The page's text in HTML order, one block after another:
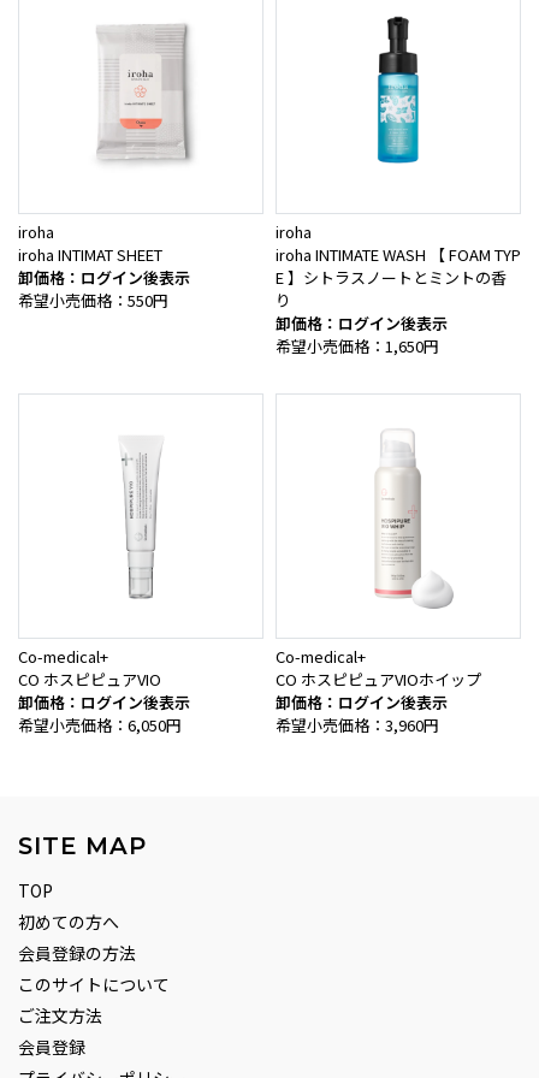
iroha
iroha INTIMAT SHEET
卸価格：ログイン後表示
希望小売価格：550円
iroha
iroha INTIMATE WASH 【 FOAM TYP
E 】シトラスノートとミントの香
り
卸価格：ログイン後表示
希望小売価格：1,650円
Co-medical+
CO ホスピピュアVIO
卸価格：ログイン後表示
希望小売価格：6,050円
Co-medical+
CO ホスピピュアVIOホイップ
卸価格：ログイン後表示
希望小売価格：3,960円
SITE MAP
TOP
初めての方へ
会員登録の方法
このサイトについて
ご注文方法
会員登録